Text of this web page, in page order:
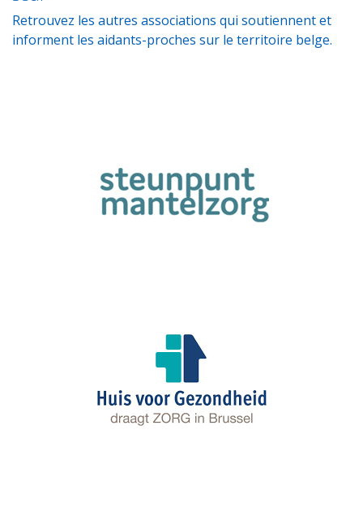
Retrouvez les autres associations qui soutiennent et
informent les aidants-proches sur le territoire belge.